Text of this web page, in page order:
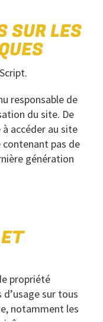
SUR LES
responsable de
du site. De
à accéder au site
pas de
génération
propriété
sur tous
notamment les